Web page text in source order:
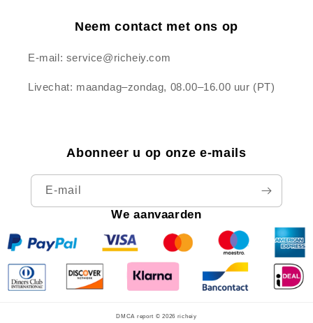
Neem contact met ons op
E-mail: service@richeiy.com
Livechat: maandag–zondag, 08.00–16.00 uur (PT)
Abonneer u op onze e-mails
E‑mail
We aanvaarden
DMCA report © 2026 richeiy